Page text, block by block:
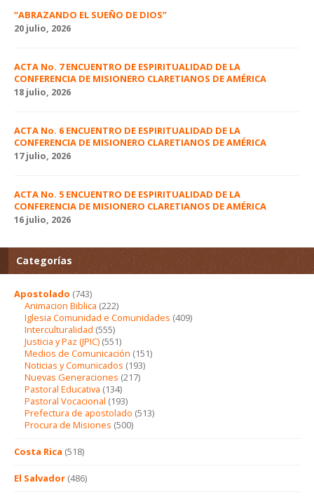
“ABRAZANDO EL SUEÑO DE DIOS”
20 julio, 2026
ACTA No. 7 ENCUENTRO DE ESPIRITUALIDAD DE LA
CONFERENCIA DE MISIONERO CLARETIANOS DE AMÉRICA
18 julio, 2026
ACTA No. 6 ENCUENTRO DE ESPIRITUALIDAD DE LA
CONFERENCIA DE MISIONERO CLARETIANOS DE AMÉRICA
17 julio, 2026
ACTA No. 5 ENCUENTRO DE ESPIRITUALIDAD DE LA
CONFERENCIA DE MISIONERO CLARETIANOS DE AMÉRICA
16 julio, 2026
Categorías
Apostolado (743)
Animacion Biblica (222)
Iglesia Comunidad e Comunidades (409)
Interculturalidad (555)
Justicia y Paz (JPIC) (551)
Medios de Comunicación (151)
Noticias y Comunicados (193)
Nuevas Generaciones (217)
Pastoral Educativa (134)
Pastoral Vocacional (193)
Prefectura de apostolado (513)
Procura de Misiones (500)
Costa Rica (518)
El Salvador (486)